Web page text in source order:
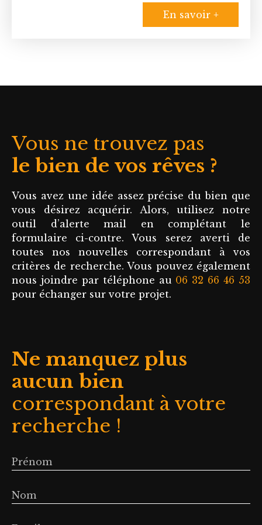
Découvrez cette
179 m² Carrez,
édifiée sur un
terrain généreux
L’entrée mène à
une cuisine
indépendante et à
un vaste séjour de
40 m² agrémenté
d’une cheminée,
idéal pour des
moments
grandes chambres
(13 et 15 m²), avec
la possibilité
d’aménager une
troisième chambre
au même niveau.
indépendants
espace, ainsi que
rangements
En savoir +
Vous ne trouvez pas
le bien de vos rêves ?
Vous avez une idée assez précise du bien que
vous désirez acquérir. Alors, utilisez notre
outil d’alerte mail en complétant le
formulaire ci-contre. Vous serez averti de
toutes nos nouvelles correspondant à vos
critères de recherche. Vous pouvez également
nous joindre par téléphone au 06 32 66 46 53
pour échanger sur votre projet.
Ne manquez plus
aucun bien
correspondant à votre
recherche !
Prénom
Nom